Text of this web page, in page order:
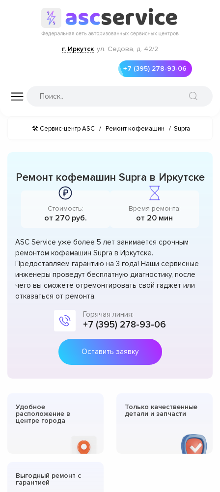
г. Иркутск ул. Седова, д. 42/2
+7 (395) 278-93-06
🛠 Сервис-центр ASC / Ремонт кофемашин / Supra
Ремонт кофемашин Supra в Иркутске
Стоимость:
от 270 руб.
Время ремонта:
от 20 мин
ASC Service уже более 5 лет занимается срочным
ремонтом кофемашин Supra в Иркутске.
Предоставляем гарантию на 3 года! Наши сервисные
инженеры проведут бесплатную диагностику, после
чего вы сможете отремонтировать свой гаджет или
отказаться от ремонта.
Горячая линия:
+7 (395) 278-93-06
Оставить заявку
Удобное
расположение в
центре города
Только качественные
детали и запчасти
Выгодный ремонт с
гарантией